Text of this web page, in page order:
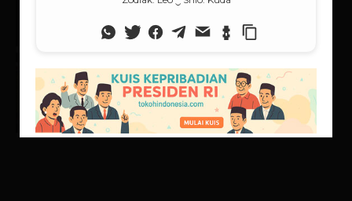
Membumikan Iman
Supranalar 06/07/2026
Langit Logika
Supranalar 25/06/2026